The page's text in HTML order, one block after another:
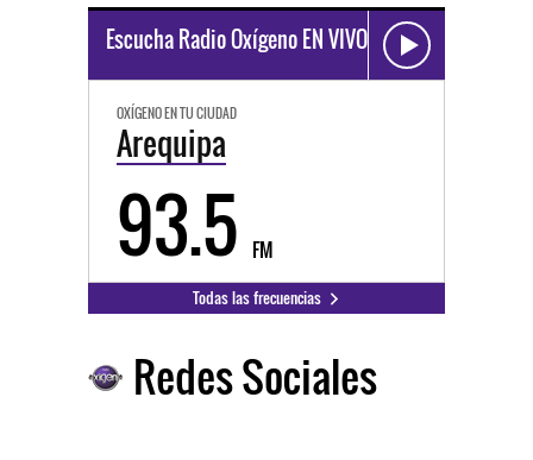
Escucha Radio Oxígeno EN VIVO
OXÍGENO EN TU CIUDAD
Arequipa
93.5 FM
Todas las frecuencias
Redes Sociales